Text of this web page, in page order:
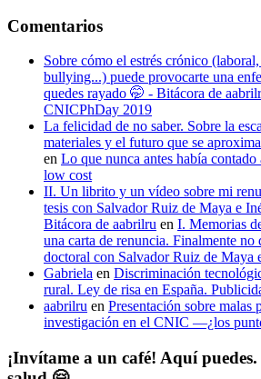
Comentarios
Sobre cómo el estrés crónico
bullying...) puede provocarte una
quedes rayado 🤭 - Bitácora de
CNICPhDay 2019
La felicidad de no saber. Sobre la
materiales y el futuro que se
en Lo que nunca antes había
low cost
II. Un librito y un vídeo sobre mi
tesis con Salvador Ruiz de Maya e
Bitácora de aabrilru en I. Memorias
una carta de renuncia. Finalmente no
doctoral con Salvador Ruiz de Maya
Gabriela en Discriminación
rural. Ley de risa en España.
aabrilru en Presentación sobre malas
investigación en el CNIC —¿los
¡Invítame a un café! Aquí